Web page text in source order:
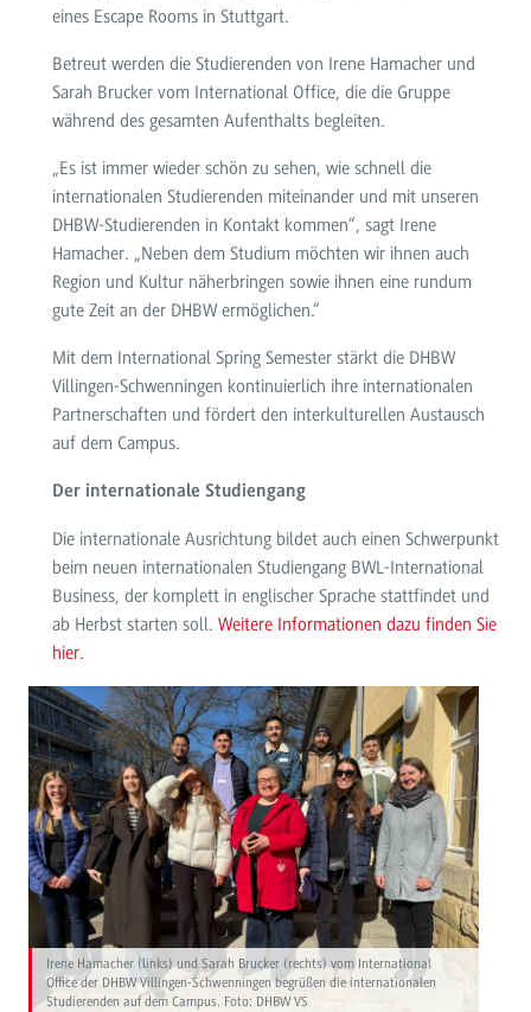
eines Escape Rooms in Stuttgart.
Betreut werden die Studierenden von Irene Hamacher und
Sarah Brucker vom International Office, die die Gruppe
während des gesamten Aufenthalts begleiten.
„Es ist immer wieder schön zu sehen, wie schnell die
internationalen Studierenden miteinander und mit unseren
DHBW-Studierenden in Kontakt kommen“, sagt Irene
Hamacher. „Neben dem Studium möchten wir ihnen auch
Region und Kultur näherbringen sowie ihnen eine rundum
gute Zeit an der DHBW ermöglichen.“
Mit dem International Spring Semester stärkt die DHBW
Villingen-Schwenningen kontinuierlich ihre internationalen
Partnerschaften und fördert den interkulturellen Austausch
auf dem Campus.
Der internationale Studiengang
Die internationale Ausrichtung bildet auch einen Schwerpunkt
beim neuen internationalen Studiengang BWL-International
Business, der komplett in englischer Sprache stattfindet und
ab Herbst starten soll. Weitere Informationen dazu finden Sie
hier.
Irene Hamacher (links) und Sarah Brucker (rechts) vom International
Office der DHBW Villingen-Schwenningen begrüßen die internationalen
Studierenden auf dem Campus. Foto: DHBW VS